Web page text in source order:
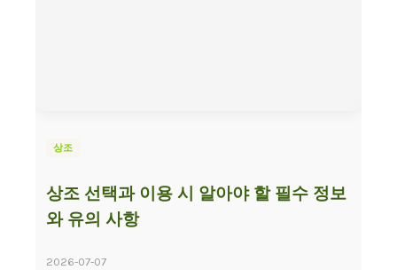
상조
상조 선택과 이용 시 알아야 할 필수 정보
와 유의 사항
2026-07-07